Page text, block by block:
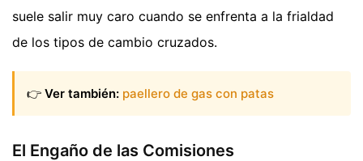
suele salir muy caro cuando se enfrenta a la frialdad
de los tipos de cambio cruzados.
👉 Ver también: paellero de gas con patas
El Engaño de las Comisiones